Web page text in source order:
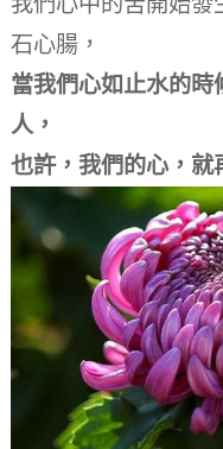
石心腸，
當我們心如止水的時
人，
也許，我們的心，就